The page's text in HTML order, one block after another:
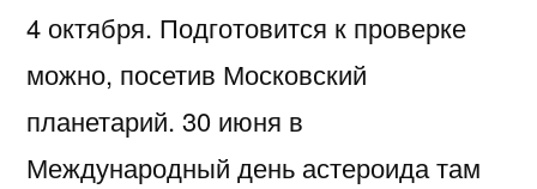
4 октября. Подготовится к проверке
можно, посетив Московский
планетарий. 30 июня в
Международный день астероида там